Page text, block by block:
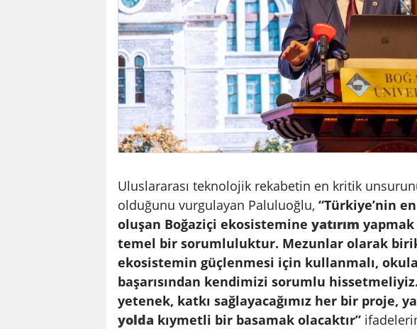
Uluslararası teknolojik rekabetin en kritik
olduğunu vurgulayan Paluluoğlu, “Türkiye’nin
oluşan Boğaziçi ekosistemine yatırım
temel bir sorumluluktur. Mezunlar olarak
ekosistemin güçlenmesi için kullanmalı, okula
başarısından kendimizi sorumlu
yetenek, katkı sağlayacağımız her bir proje,
yolda kıymetli bir basamak olacaktır”